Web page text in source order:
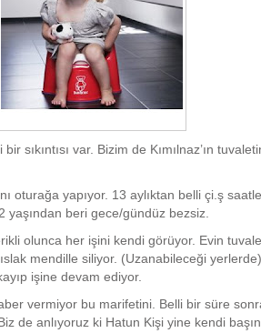
sıkıntısı var. Bizim de Kımılnaz’ın
oturağa yapıyor. 13 aylıktan belli çi.ş
yaşından beri gece/gündüz bezsiz.
olunca her işini kendi görüyor. Evin
mendille siliyor. (Uzanabileceği
işine devam ediyor.
vermiyor bu marifetini. Belli bir süre
de anlıyoruz ki Hatun Kişi yine kendi